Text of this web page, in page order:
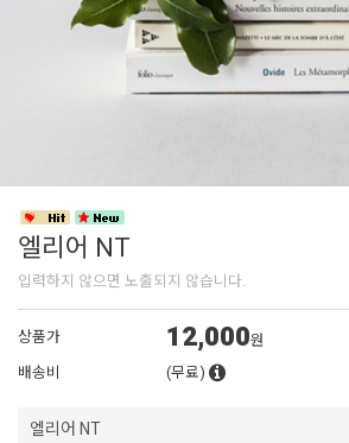
엘리어 NT
입력하지 않으면 노출되지 않습니다.
상품가 12,000원
배송비
(무료)
엘리어 NT